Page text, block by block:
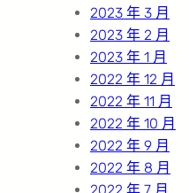
2023 年 3 月
2023 年 2 月
2023 年 1 月
2022 年 12 月
2022 年 11 月
2022 年 10 月
2022 年 9 月
2022 年 8 月